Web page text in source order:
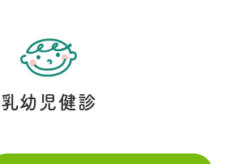
乳幼児健診